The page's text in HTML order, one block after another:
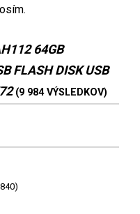
64GB
FLASH DISK USB
(9 984 VÝSLEDKOV)